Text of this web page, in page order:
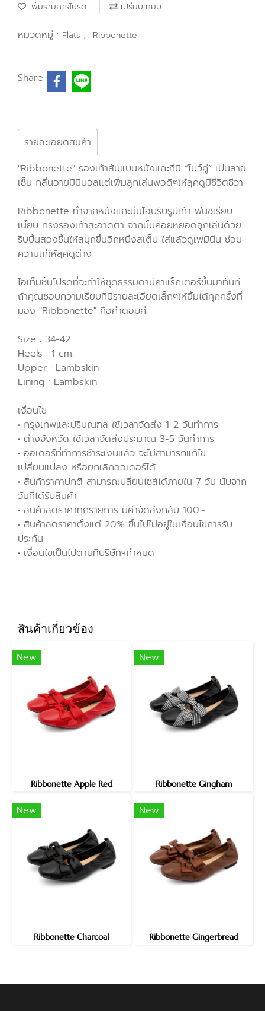
เพิ่มรายการโปรด เปรียบเทียบ
หมวดหมู่ : Flats , Ribbonette
Share
รายละเอียดสินค้า
"Ribbonette" รองเท้าส้นแบนหนังแกะที่มี “โบว์คู่” เป็นลาย
เซ็น กลิ่นอายมินิมอลแต่เพิ่มลูกเล่นพอดีๆให้ลุคดูมีชีวิตชีวา
Ribbonette ทำจากหนังแกะนุ่มโอบรับรูปเท้า ฟินิชเรียบ
เนี้ยบ ทรงรองเท้าสะอาดตา จากนั้นค่อยหยอดลูกเล่นด้วย
ริบบิ้นสองชิ้นให้สนุกขึ้นอีกหนึ่งสเต็ป ใส่แล้วดูเฟมินีน ซ่อน
ความเก๋ให้ลุคดูต่าง
ไอเท็มชิ้นโปรดที่จะทำให้ชุดธรรมดามีคาแร็กเตอร์ขึ้นมาทันที
ถ้าคุณชอบความเรียบที่มีรายละเอียดเล็กๆให้ยิ้มได้ทุกครั้งที่
มอง "Ribbonette" คือคำตอบค่ะ
Size : 34-42
Heels : 1 cm.
Upper : Lambskin
Lining : Lambskin
เงื่อนไข
• กรุงเทพและปริมณฑล ใช้เวลาจัดส่ง 1-2 วันทำการ
• ต่างจังหวัด ใช้เวลาจัดส่งประมาณ 3-5 วันทำการ
• ออเดอร์ที่ทำการชำระเงินแล้ว จะไม่สามารถแก้ไข
เปลี่ยนแปลง หรือยกเลิกออเดอร์ได้
• สินค้าราคาปกติ สามารถเปลี่ยนไซส์ได้ภายใน 7 วัน นับจาก
วันที่ได้รับสินค้า
• สินค้าลดราคาทุกรายการ มีค่าจัดส่งกลับ 100.-
• สินค้าลดราคาตั้งแต่ 20% ขึ้นไปไม่อยู่ในเงื่อนไขการรับ
ประกัน
• เงื่อนไขเป็นไปตามที่บริษัทฯกำหนด
สินค้าเกี่ยวข้อง
New
Ribbonette Apple Red
New
Ribbonette Gingham
New
Ribbonette Charcoal
New
Ribbonette Gingerbread